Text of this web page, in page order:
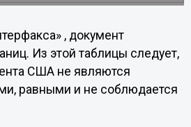
, документ
Из этой таблицы следует,
США не являются
равными и не соблюдается